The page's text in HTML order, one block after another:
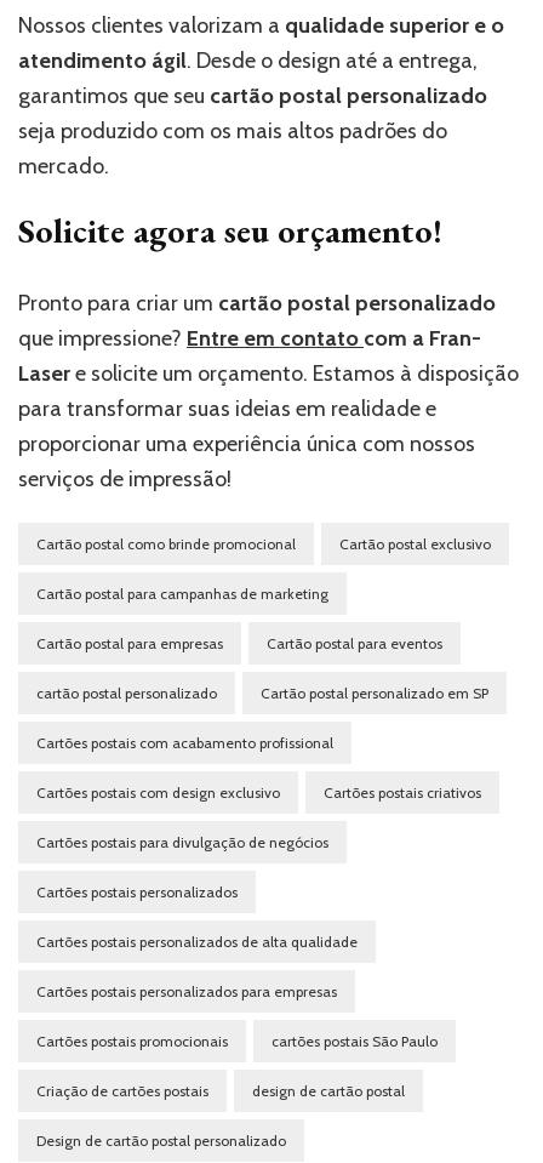
Nossos clientes valorizam a qualidade superior e o
atendimento ágil. Desde o design até a entrega,
garantimos que seu cartão postal personalizado
seja produzido com os mais altos padrões do
mercado.
Solicite agora seu orçamento!
Pronto para criar um cartão postal personalizado
que impressione? Entre em contato com a Fran-
Lasere solicite um orçamento. Estamos à disposição
para transformar suas ideias em realidade e
proporcionar uma experiência única com nossos
serviços de impressão!
Cartão postal como brinde promocional Cartão postal exclusivo
Cartão postal para campanhas de marketing
Cartão postal para empresas Cartão postal para eventos
cartão postal personalizado Cartão postal personalizado em SP
Cartões postais com acabamento profissional
Cartões postais com design exclusivo Cartões postais criativos
Cartões postais para divulgação de negócios
Cartões postais personalizados
Cartões postais personalizados de alta qualidade
Cartões postais personalizados para empresas
Cartões postais promocionais cartões postais São Paulo
Criação de cartões postais design de cartão postal
Design de cartão postal personalizado